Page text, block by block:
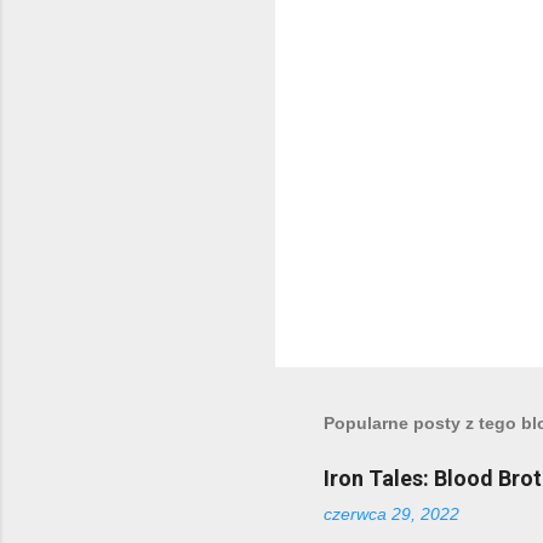
Popularne posty z tego
Iron Tales: Blood
czerwca 29, 2022